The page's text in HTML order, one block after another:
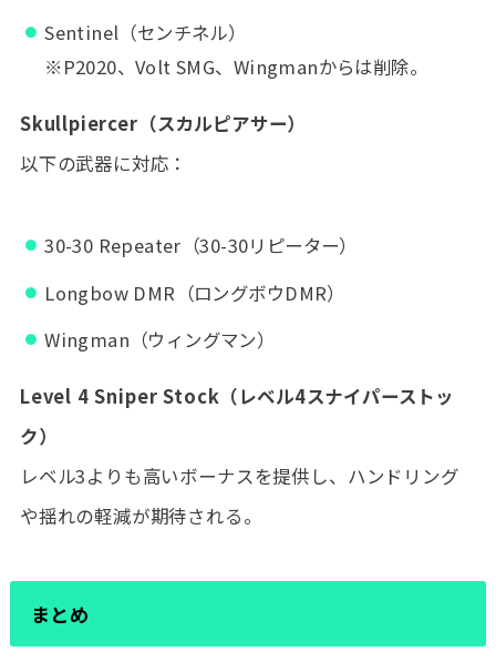
Sentinel（センチネル）
※P2020、Volt SMG、Wingmanからは削除。
Skullpiercer（スカルピアサー）
以下の武器に対応：
30-30 Repeater（30-30リピーター）
Longbow DMR（ロングボウDMR）
Wingman（ウィングマン）
Level 4 Sniper Stock（レベル4スナイパーストッ
ク）
レベル3よりも高いボーナスを提供し、ハンドリング
や揺れの軽減が期待される。
まとめ